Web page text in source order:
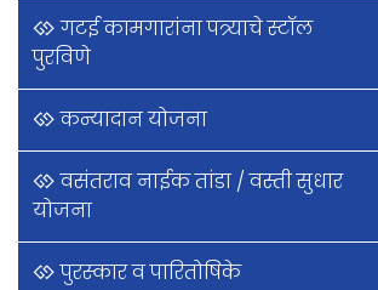
गटई कामगारांना पत्र्याचे स्टॉल
पुरविणे
कन्यादान योजना
वसंतराव नाईक तांडा / वस्ती सुधार
योजना
पुरस्कार व पारितोषिके